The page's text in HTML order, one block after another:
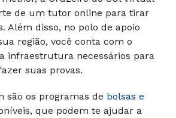
de um tutor online para tirar
Além disso, no polo de apoio
região, você conta com o
infraestrutura necessários para
suas provas.
são os programas de bolsas e
que podem te ajudar a